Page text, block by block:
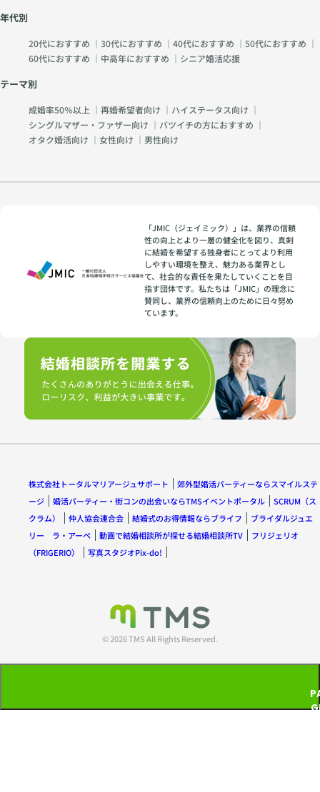
年代別
20代におすすめ ｜ 30代におすすめ ｜ 40代におすすめ ｜ 50代におすすめ ｜
60代におすすめ ｜ 中高年におすすめ ｜ シニア婚活応援
テーマ別
成婚率50％以上 ｜ 再婚希望者向け ｜ ハイステータス向け ｜
シングルマザー・ファザー向け ｜ バツイチの方におすすめ ｜
オタク婚活向け ｜ 女性向け ｜ 男性向け
「JMIC（ジェイミック）」は、業界の信頼
性の向上とより一層の健全化を図り、真剣
に結婚を希望する独身者にとってより利用
しやすい環境を整え、魅力ある業界とし
て、社会的な責任を果たしていくことを目
指す団体です。私たちは「JMIC」の理念に
賛同し、業界の信頼向上のために日々努め
ています。
株式会社トータルマリアージュサポート
郊外型婚活パーティーならスマイルステ
ージ
婚活パーティー・街コンの出会いならTMSイベントポータル
SCRUM（ス
クラム）
仲人協会連合会 結婚式のお得情報ならブライフ
ブライダルジュエ
リー ラ・アーペ
動画で結婚相談所が探せる結婚相談所TV
フリジェリオ
（FRIGERIO）
写真スタジオPix-do!
© 2026 TMS All Rights Reserved.